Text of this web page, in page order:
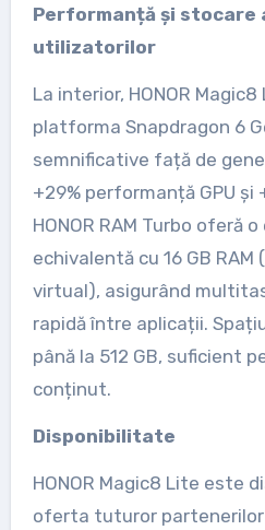
Performanță și
utilizatorilor
La interior, HONOR
platforma Snapdragon 6
semnificative față de
+29% performanță GPU și
HONOR RAM Turbo oferă
echivalentă cu 16 GB RAM
virtual), asigurând
rapidă între aplicații.
până la 512 GB, suficient
conținut.
Disponibilitate
HONOR Magic8 Lite este
oferta tuturor partenerilor